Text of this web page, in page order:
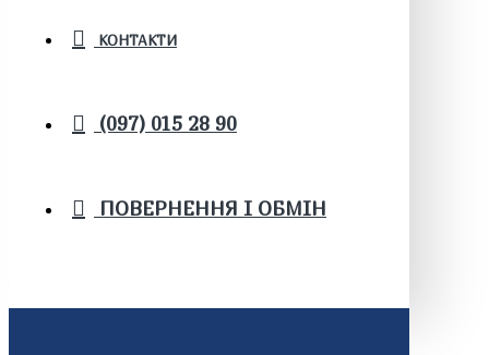
КОНТАКТИ
(097) 015 28 90
ПОВЕРНЕННЯ І ОБМІН